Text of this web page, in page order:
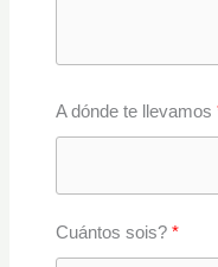
A dónde te llevamos
Cuántos sois?